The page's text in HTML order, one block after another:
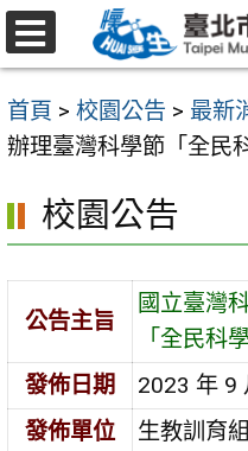
跳
至
要
內
區
首頁 > 校園公告 > 最新
辦理臺灣科學節「全民
校園公告
公告主旨
國立臺灣
「全民科
發佈日期
2023 年 9
發佈單位
生教訓育組
選
單